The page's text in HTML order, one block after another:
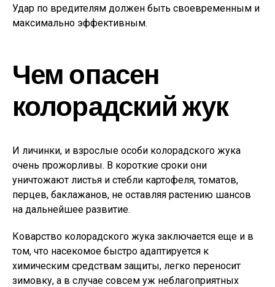
Удар по вредителям должен быть своевременным и
максимально эффективным.
Чем опасен
колорадский жук
И личинки, и взрослые особи колорадского жука
очень прожорливы. В короткие сроки они
уничтожают листья и стебли картофеля, томатов,
перцев, баклажанов, не оставляя растению шансов
на дальнейшее развитие.
Коварство колорадского жука заключается еще и в
том, что насекомое быстро адаптируется к
химическим средствам защиты, легко переносит
зимовку, а в случае совсем уж неблагоприятных